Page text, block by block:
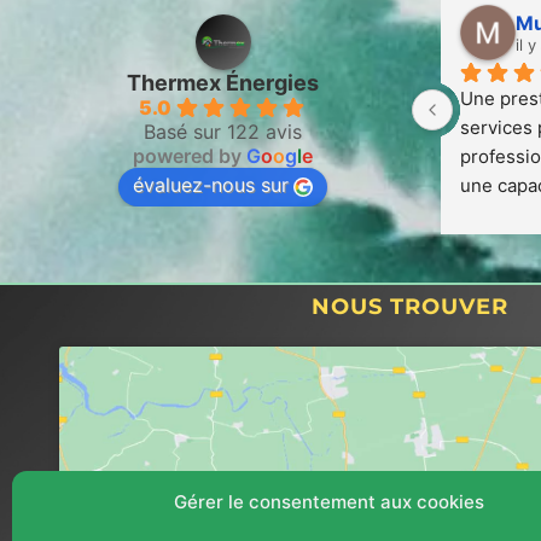
Gérer le consentement aux cookies
Thermex Énergies
5.0
Basé sur 122 avis
powered by Google
évaluez-nous sur
il y
Une
services
une
travaux
sincérité
travailler
NOUS TROUVER